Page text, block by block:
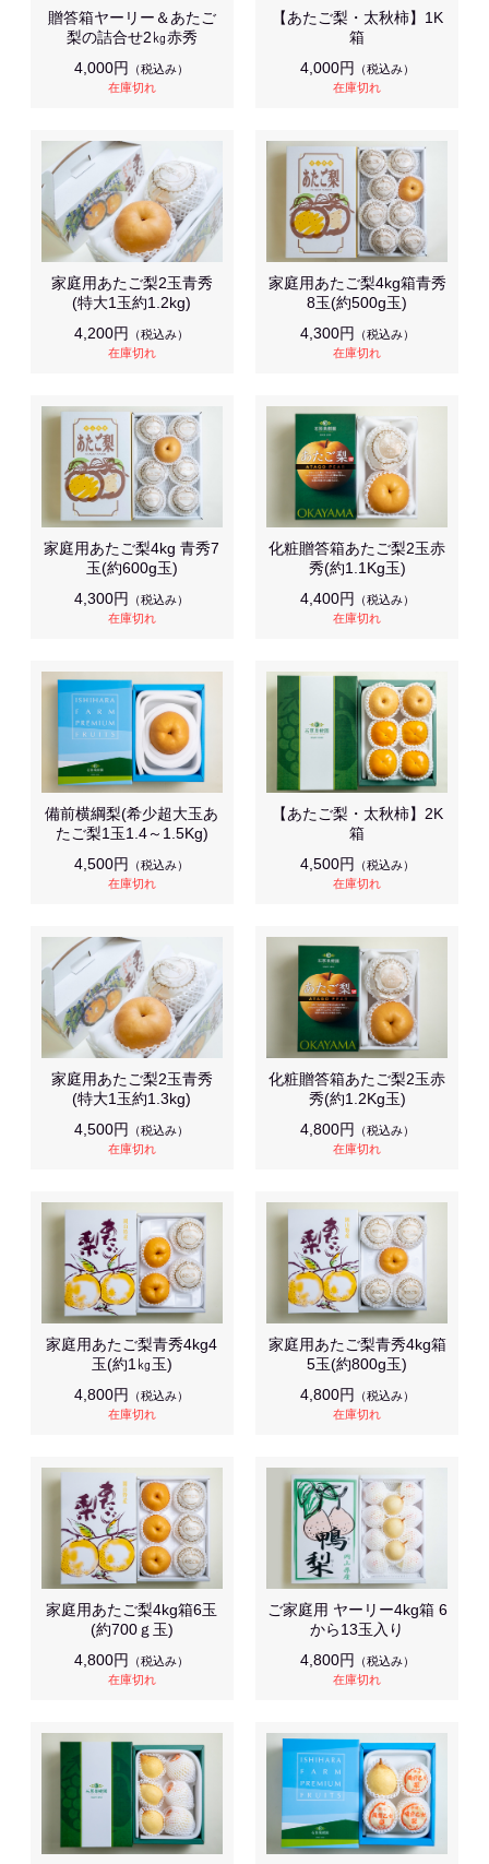
贈答箱ヤーリー＆あたご
梨の詰合せ2㎏赤秀
4,000円
（税込み）
在庫切れ
【あたご梨・太秋柿】1K
箱
4,000円
（税込み）
在庫切れ
家庭用あたご梨2玉青秀
(特大1玉約1.2kg)
4,200円
（税込み）
在庫切れ
家庭用あたご梨4kg箱青秀
8玉(約500g玉)
4,300円
（税込み）
在庫切れ
家庭用あたご梨4kg 青秀7
玉(約600g玉)
4,300円
（税込み）
在庫切れ
化粧贈答箱あたご梨2玉赤
秀(約1.1Kg玉)
4,400円
（税込み）
在庫切れ
備前横綱梨(希少超大玉あ
たご梨1玉1.4～1.5Kg)
4,500円
（税込み）
在庫切れ
【あたご梨・太秋柿】2K
箱
4,500円
（税込み）
在庫切れ
家庭用あたご梨2玉青秀
(特大1玉約1.3kg)
4,500円
（税込み）
在庫切れ
化粧贈答箱あたご梨2玉赤
秀(約1.2Kg玉)
4,800円
（税込み）
在庫切れ
家庭用あたご梨青秀4kg4
玉(約1㎏玉)
4,800円
（税込み）
在庫切れ
家庭用あたご梨青秀4kg箱
5玉(約800g玉)
4,800円
（税込み）
在庫切れ
家庭用あたご梨4kg箱6玉
(約700ｇ玉)
4,800円
（税込み）
在庫切れ
ご家庭用 ヤーリー4kg箱 6
から13玉入り
4,800円
（税込み）
在庫切れ